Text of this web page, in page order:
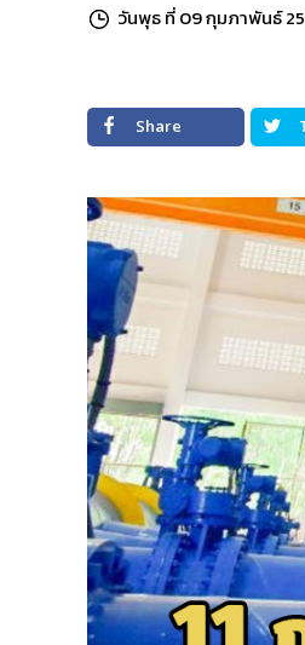
วันพุธ ที่ 09 กุมภาพันธ์
Share